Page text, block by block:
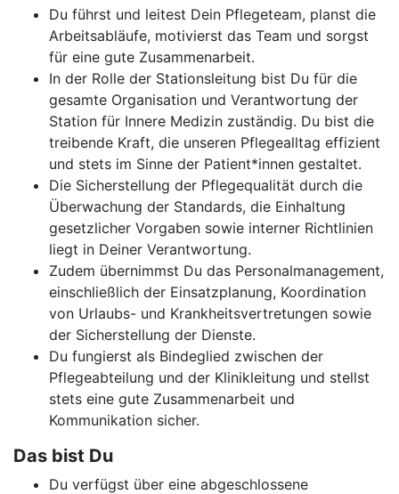
Du führst und leitest Dein Pflegeteam, planst die
Arbeitsabläufe, motivierst das Team und sorgst
für eine gute Zusammenarbeit.
In der Rolle der Stationsleitung bist Du für die
gesamte Organisation und Verantwortung der
Station für Innere Medizin zuständig. Du bist die
treibende Kraft, die unseren Pflegealltag effizient
und stets im Sinne der Patient*innen gestaltet.
Die Sicherstellung der Pflegequalität durch die
Überwachung der Standards, die Einhaltung
gesetzlicher Vorgaben sowie interner Richtlinien
liegt in Deiner Verantwortung.
Zudem übernimmst Du das Personalmanagement,
einschließlich der Einsatzplanung, Koordination
von Urlaubs- und Krankheitsvertretungen sowie
der Sicherstellung der Dienste.
Du fungierst als Bindeglied zwischen der
Pflegeabteilung und der Klinikleitung und stellst
stets eine gute Zusammenarbeit und
Kommunikation sicher.
Das bist Du
Du verfügst über eine abgeschlossene